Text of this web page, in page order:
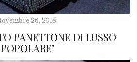
26, 2018
PANETTONE DI LUSSO